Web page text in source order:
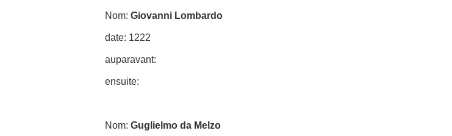
Nom: Giovanni Lombardo
date: 1222
auparavant:
ensuite:
Nom: Guglielmo da Melzo